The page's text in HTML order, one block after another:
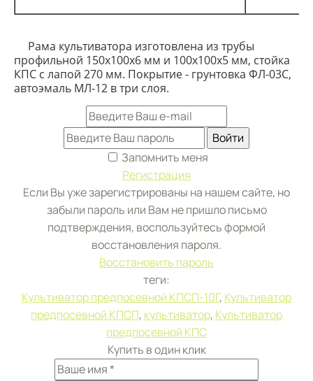
Рама культиватора изготовлена из трубы
профильной 150х100х6 мм и 100х100х5 мм, стойка
КПС с лапой 270 мм. Покрытие - грунтовка ФЛ-03С,
автоэмаль МЛ-12 в три слоя.
Войти
Запомнить меня
Регистрация
Если Вы уже зарегистрированы на нашем сайте, но
забыли пароль или Вам не пришло письмо
подтверждения, воспользуйтесь формой
восстановления пароля.
Восстановить пароль
теги:
Культиватор предпосевной КПСП-10Г, Культиватор
предпосевной КПСП, культиватор, Культиватор
предпосевной КПС
Купить в один клик